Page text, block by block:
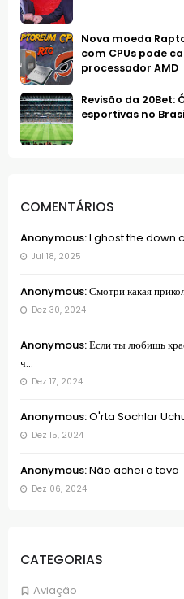
COMENTÁRIOS
Anonymous:I ghost the down
Jul 18, 2025
Anonymous:Смотри какая
Dez 30, 2024
Anonymous:Если ты любишь
ч...
Dez 17, 2024
Anonymous:O'rta Sochlar
Dez 15, 2024
Anonymous:Não achei o tava
Dez 06, 2024
CATEGORIAS
Aviação
Nova moeda
com CPUs pode
processador AMD
Revisão da 20Bet:
esportivas no